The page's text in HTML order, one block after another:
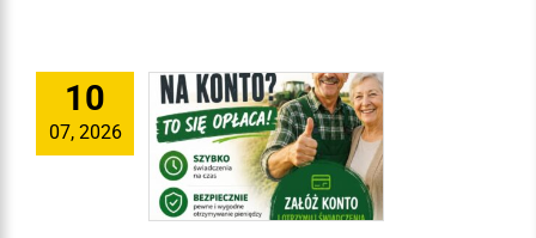
10
07, 2026